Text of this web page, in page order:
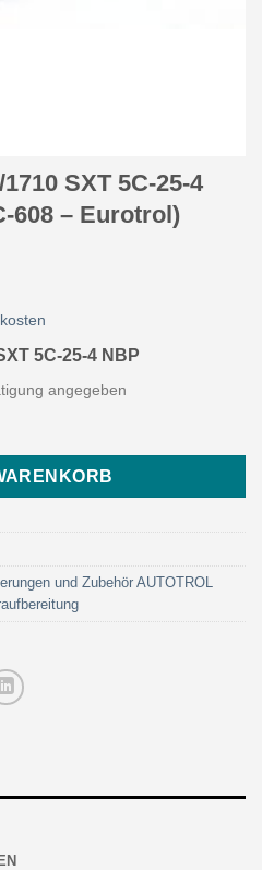
SXT 5C-25-4
608 – Eurotrol)
5C-25-4 NBP
angegeben
5C-25-4 NBP (Art. FV285SC-608 -
und Zubehör AUTOTROL